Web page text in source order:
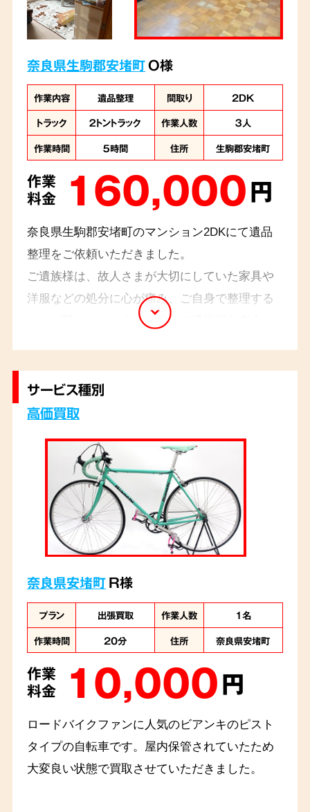
奈良県生駒郡安堵町O様
作業内容 遺品整理 間取り
2DK
トラック
２トントラック 作業人数
３人
作業時間
５時間 住所 生駒郡安堵町
作業
料金
160,000円
奈良県生駒郡安堵町のマンション2DKにて遺品
整理をご依頼いただきました。
ご遺族様は、故人さまが大切にしていた家具や
洋服などの処分に心が痛み、ご自身で整理する
ことが難しかったようです。ご遺族様お立会い
サービス種別
高価買取
奈良県安堵町R様
プラン 出張買取 作業人数
1名
作業時間
20分 住所 奈良県安堵町
作業
料金
10,000円
ロードバイクファンに人気のビアンキのピスト
タイプの自転車です。屋内保管されていたため
大変良い状態で買取させていただきました。